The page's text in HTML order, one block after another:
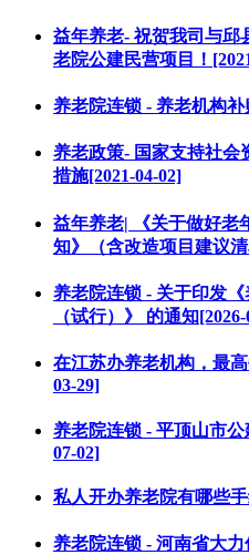
益年养老- 祝贺我司与邱
老院公建民营项目！
养老院连锁 - 养老机构补
养老政策- 国家支持社会
措施[2021-04-02]
益年养老| 《关于做好老
知》（含改造项目建议
养老院连锁 - 关于印发
（试行）》 的通知
在江苏办养老机构，最
03-29]
养老院连锁 - 平顶山市
07-02]
私人开办养老院有哪些
养老院连锁 - 河南省大